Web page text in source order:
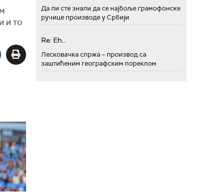
и то
Да ли сте знали да се најбоље грамофонске
ручице производе у Србији
Re: Eh...
Лесковачка спржа – производ са
заштићеним географским пореклом